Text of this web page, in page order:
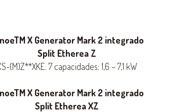
X Generator Mark 2 integrado
Split Etherea Z
(M)Z**XKE. 7 capacidades: 1,6 – 7,1 kW
X Generator Mark 2 integrado
Split Etherea XZ